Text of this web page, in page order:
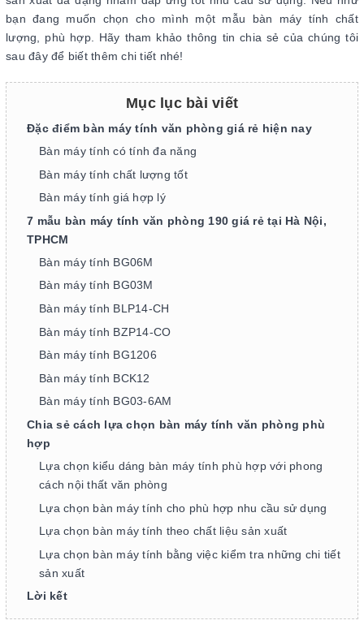
bạn đang muốn chọn cho mình một mẫu bàn máy tính chất
lượng, phù hợp. Hãy tham khảo thông tin chia sẻ của chúng tôi
sau đây để biết thêm chi tiết nhé!
Mục lục bài viết
Đặc điểm bàn máy tính văn phòng giá rẻ hiện nay
Bàn máy tính có tính đa năng
Bàn máy tính chất lượng tốt
Bàn máy tính giá hợp lý
7 mẫu bàn máy tính văn phòng 190 giá rẻ tại Hà Nội,
TPHCM
Bàn máy tính BG06M
Bàn máy tính BG03M
Bàn máy tính BLP14-CH
Bàn máy tính BZP14-CO
Bàn máy tính BG1206
Bàn máy tính BCK12
Bàn máy tính BG03-6AM
Chia sẻ cách lựa chọn bàn máy tính văn phòng phù
hợp
Lựa chọn kiểu dáng bàn máy tính phù hợp với phong
cách nội thất văn phòng
Lựa chọn bàn máy tính cho phù hợp nhu cầu sử dụng
Lựa chọn bàn máy tính theo chất liệu sản xuất
Lựa chọn bàn máy tính bằng việc kiểm tra những chi tiết
sản xuất
Lời kết